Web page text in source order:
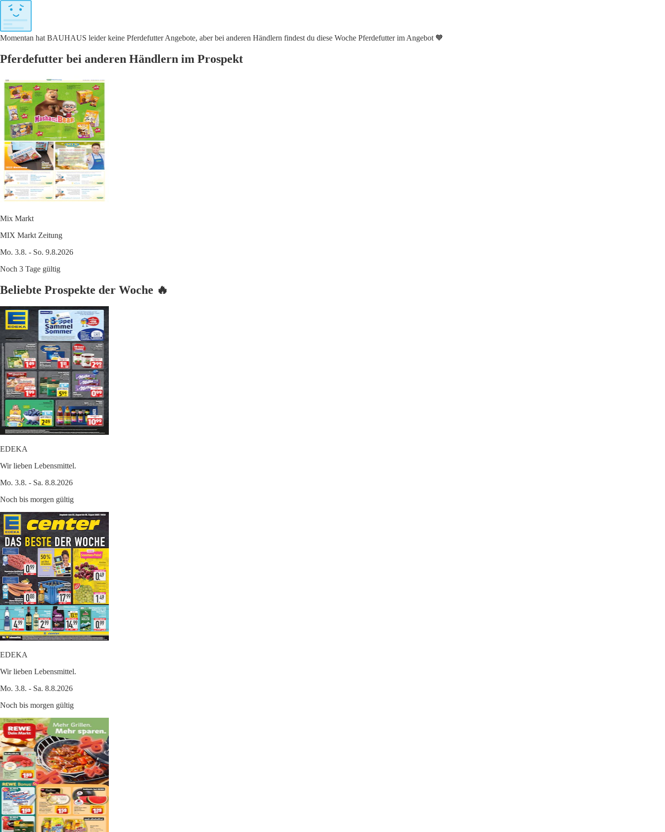
Momentan hat BAUHAUS leider keine Pferdefutter Angebote, aber bei anderen Händlern findest du diese Woche Pferdefutter im Angebot 🧡
Pferdefutter bei anderen Händlern im Prospekt
Mix Markt
MIX Markt Zeitung
Mo. 3.8. - So. 9.8.2026
Noch 3 Tage gültig
Beliebte Prospekte der Woche 🔥
EDEKA
Wir lieben Lebensmittel.
Mo. 3.8. - Sa. 8.8.2026
Noch bis morgen gültig
EDEKA
Wir lieben Lebensmittel.
Mo. 3.8. - Sa. 8.8.2026
Noch bis morgen gültig